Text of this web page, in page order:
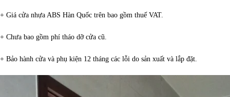
+ Giá cửa nhựa ABS Hàn Quốc trên bao gồm thuế VAT.
+ Chưa bao gồm phí tháo dỡ cửa cũ.
+ Bảo hành cửa và phụ kiện 12 tháng các lỗi do sản xuất và lắp đặt.